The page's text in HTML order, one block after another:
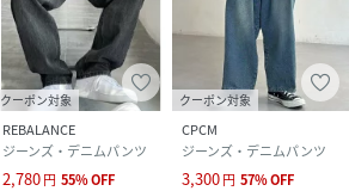
クーポン対象
REBALANCE
ジーンズ・デニムパンツ
2,780円 55%OFF
クーポン対象
CPCM
ジーンズ・デニムパンツ
3,300円 57%OFF